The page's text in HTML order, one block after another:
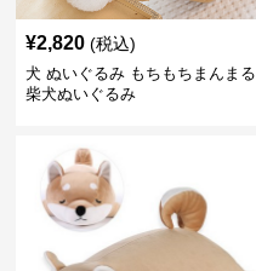
¥2,820 (税込)
犬 ぬいぐるみ もちもちまんまる
柴犬ぬいぐるみ